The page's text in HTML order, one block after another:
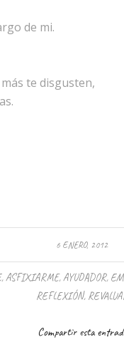
de mi.
te disgusten,
6 ENERO, 2012
, ASFIXIARME, AYUDADOR,
REFLEXIÓN,
Compartir esta